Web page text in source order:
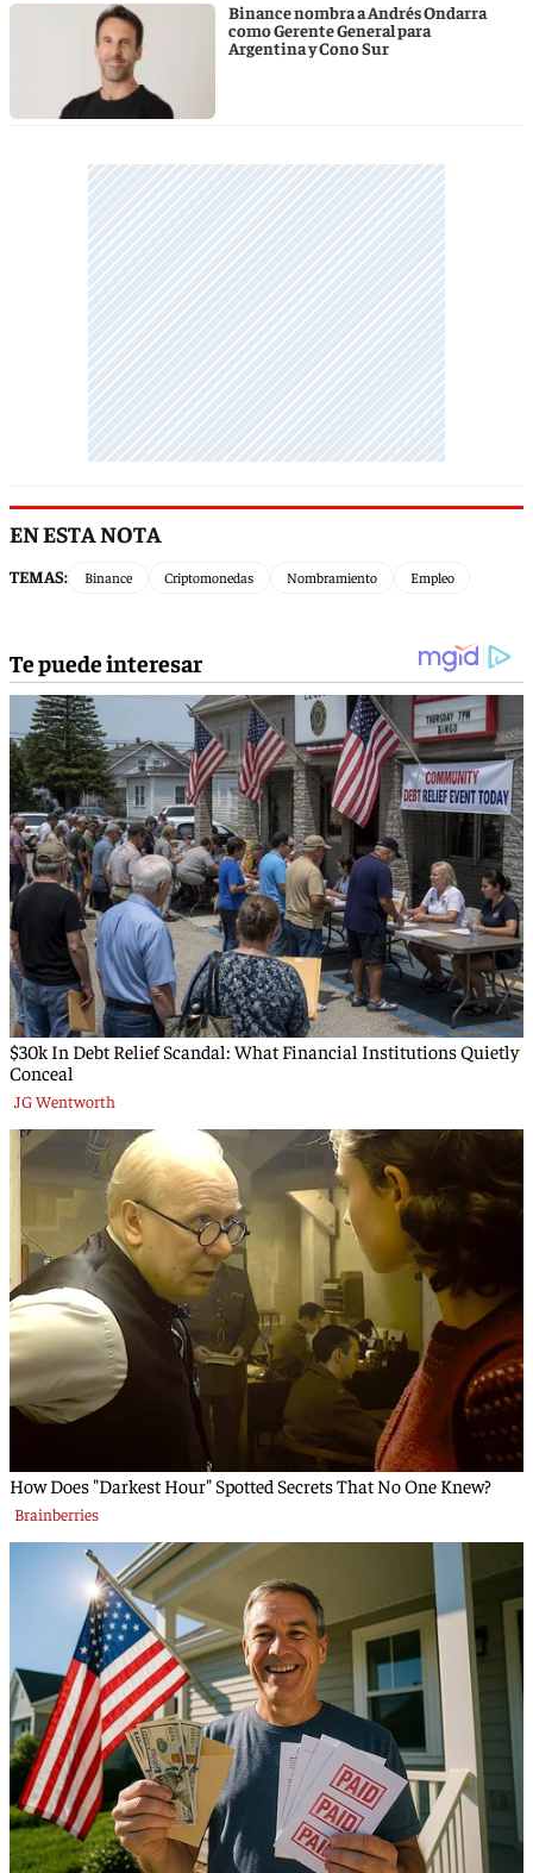
Binance nombra a Andrés Ondarra
como Gerente General para
Argentina y Cono Sur
EN ESTA NOTA
TEMAS: Binance Criptomonedas Nombramiento Empleo